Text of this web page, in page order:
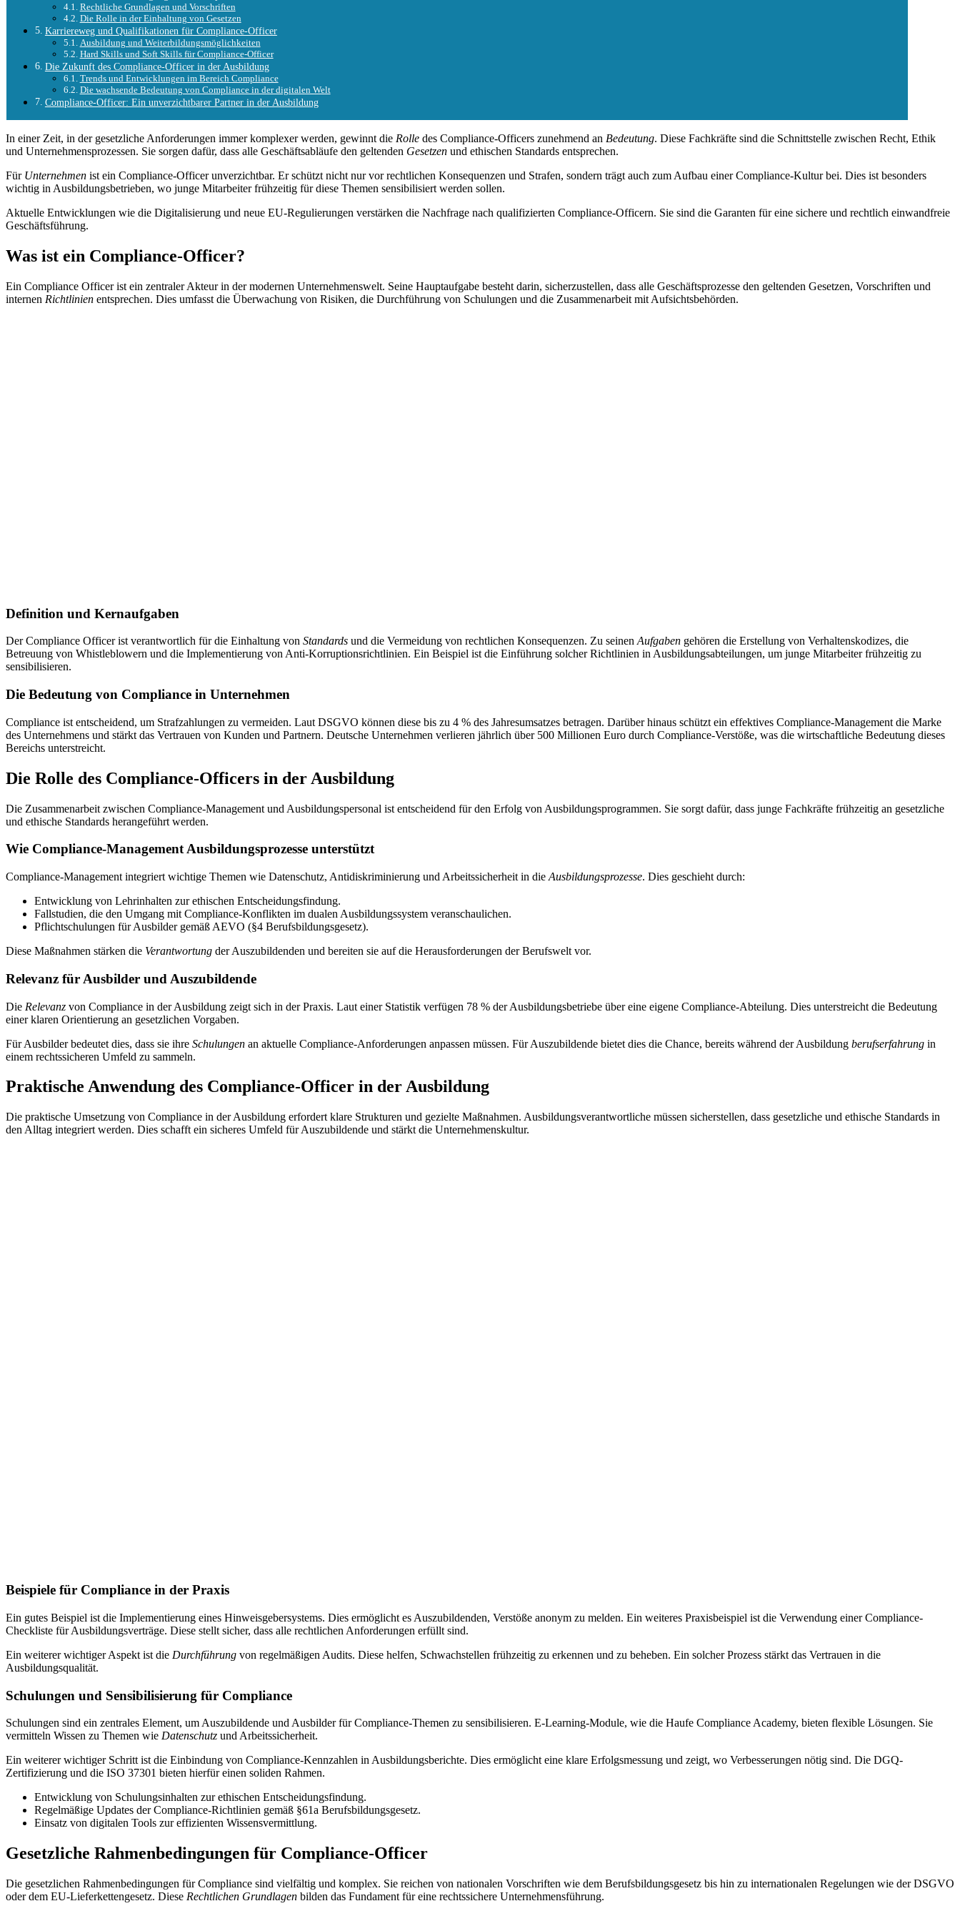
Rechtliche Grundlagen und Vorschriften
Die Rolle in der Einhaltung von Gesetzen
Karriereweg und Qualifikationen für Compliance-Officer
Ausbildung und Weiterbildungsmöglichkeiten
Hard Skills und Soft Skills für Compliance-Officer
Die Zukunft des Compliance-Officer in der Ausbildung
Trends und Entwicklungen im Bereich Compliance
Die wachsende Bedeutung von Compliance in der digitalen Welt
Compliance-Officer: Ein unverzichtbarer Partner in der Ausbildung
In einer Zeit, in der gesetzliche Anforderungen immer komplexer werden, gewinnt die Rolle des Compliance-Officers zunehmend an Bedeutung. Diese Fachkräfte sind die Schnittstelle zwischen Recht, Ethik
und Unternehmensprozessen. Sie sorgen dafür, dass alle Geschäftsabläufe den geltenden Gesetzen und ethischen Standards entsprechen.
Für Unternehmen ist ein Compliance-Officer unverzichtbar. Er schützt nicht nur vor rechtlichen Konsequenzen und Strafen, sondern trägt auch zum Aufbau einer Compliance-Kultur bei. Dies ist besonders
wichtig in Ausbildungsbetrieben, wo junge Mitarbeiter frühzeitig für diese Themen sensibilisiert werden sollen.
Aktuelle Entwicklungen wie die Digitalisierung und neue EU-Regulierungen verstärken die Nachfrage nach qualifizierten Compliance-Officern. Sie sind die Garanten für eine sichere und rechtlich einwandfreie
Geschäftsführung.
Was ist ein Compliance-Officer?
Ein Compliance Officer ist ein zentraler Akteur in der modernen Unternehmenswelt. Seine Hauptaufgabe besteht darin, sicherzustellen, dass alle Geschäftsprozesse den geltenden Gesetzen, Vorschriften und
internen Richtlinien entsprechen. Dies umfasst die Überwachung von Risiken, die Durchführung von Schulungen und die Zusammenarbeit mit Aufsichtsbehörden.
Definition und Kernaufgaben
Der Compliance Officer ist verantwortlich für die Einhaltung von Standards und die Vermeidung von rechtlichen Konsequenzen. Zu seinenAufgaben gehören die Erstellung von Verhaltenskodizes, die
Betreuung von Whistleblowern und die Implementierung von Anti-Korruptionsrichtlinien. Ein Beispiel ist die Einführung solcher Richtlinien in Ausbildungsabteilungen, um junge Mitarbeiter frühzeitig zu
sensibilisieren.
Die Bedeutung von Compliance in Unternehmen
Compliance ist entscheidend, um Strafzahlungen zu vermeiden. Laut DSGVO können diese bis zu 4 % des Jahresumsatzes betragen. Darüber hinaus schützt ein effektives Compliance-Management die Marke
des Unternehmens und stärkt das Vertrauen von Kunden und Partnern. Deutsche Unternehmen verlieren jährlich über 500 Millionen Euro durch Compliance-Verstöße, was die wirtschaftliche Bedeutung dieses
Bereichs unterstreicht.
Die Rolle des Compliance-Officers in der Ausbildung
Die Zusammenarbeit zwischen Compliance-Management und Ausbildungspersonal ist entscheidend für den Erfolg von Ausbildungsprogrammen. Sie sorgt dafür, dass junge Fachkräfte frühzeitig an gesetzliche
und ethische Standards herangeführt werden.
Wie Compliance-Management Ausbildungsprozesse unterstützt
Compliance-Management integriert wichtige Themen wie Datenschutz, Antidiskriminierung und Arbeitssicherheit in die Ausbildungsprozesse. Dies geschieht durch:
Entwicklung von Lehrinhalten zur ethischen Entscheidungsfindung.
Fallstudien, die den Umgang mit Compliance-Konflikten im dualen Ausbildungssystem veranschaulichen.
Pflichtschulungen für Ausbilder gemäß AEVO (§4 Berufsbildungsgesetz).
Diese Maßnahmen stärken die Verantwortung der Auszubildenden und bereiten sie auf die Herausforderungen der Berufswelt vor.
Relevanz für Ausbilder und Auszubildende
Die Relevanz von Compliance in der Ausbildung zeigt sich in der Praxis. Laut einer Statistik verfügen 78 % der Ausbildungsbetriebe über eine eigene Compliance-Abteilung. Dies unterstreicht die Bedeutung
einer klaren Orientierung an gesetzlichen Vorgaben.
Für Ausbilder bedeutet dies, dass sie ihre Schulungen an aktuelle Compliance-Anforderungen anpassen müssen. Für Auszubildende bietet dies die Chance, bereits während der Ausbildung berufserfahrung in
einem rechtssicheren Umfeld zu sammeln.
Praktische Anwendung des Compliance-Officer in der Ausbildung
Die praktische Umsetzung von Compliance in der Ausbildung erfordert klare Strukturen und gezielte Maßnahmen. Ausbildungsverantwortliche müssen sicherstellen, dass gesetzliche und ethische Standards in
den Alltag integriert werden. Dies schafft ein sicheres Umfeld für Auszubildende und stärkt die Unternehmenskultur.
Beispiele für Compliance in der Praxis
Ein gutes Beispiel ist die Implementierung eines Hinweisgebersystems. Dies ermöglicht es Auszubildenden, Verstöße anonym zu melden. Ein weiteres Praxisbeispiel ist die Verwendung einer Compliance-
Checkliste für Ausbildungsverträge. Diese stellt sicher, dass alle rechtlichen Anforderungen erfüllt sind.
Ein weiterer wichtiger Aspekt ist die Durchführung von regelmäßigen Audits. Diese helfen, Schwachstellen frühzeitig zu erkennen und zu beheben. Ein solcher Prozess stärkt das Vertrauen in die
Ausbildungsqualität.
Schulungen und Sensibilisierung für Compliance
Schulungen sind ein zentrales Element, um Auszubildende und Ausbilder für Compliance-Themen zu sensibilisieren. E-Learning-Module, wie die Haufe Compliance Academy, bieten flexible Lösungen. Sie
vermitteln Wissen zu Themen wie Datenschutz und Arbeitssicherheit.
Ein weiterer wichtiger Schritt ist die Einbindung von Compliance-Kennzahlen in Ausbildungsberichte. Dies ermöglicht eine klare Erfolgsmessung und zeigt, wo Verbesserungen nötig sind. Die DGQ-
Zertifizierung und die ISO 37301 bieten hierfür einen soliden Rahmen.
Entwicklung von Schulungsinhalten zur ethischen Entscheidungsfindung.
Regelmäßige Updates der Compliance-Richtlinien gemäß §61a Berufsbildungsgesetz.
Einsatz von digitalen Tools zur effizienten Wissensvermittlung.
Gesetzliche Rahmenbedingungen für Compliance-Officer
Die gesetzlichen Rahmenbedingungen für Compliance sind vielfältig und komplex. Sie reichen von nationalen Vorschriften wie dem Berufsbildungsgesetz bis hin zu internationalen Regelungen wie der DSGVO
oder dem EU-Lieferkettengesetz. Diese Rechtlichen Grundlagen bilden das Fundament für eine rechtssichere Unternehmensführung.